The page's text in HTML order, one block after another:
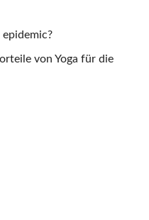
von Yoga für die